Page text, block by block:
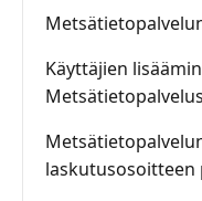
Käyttäjien
laskutusosoitteen